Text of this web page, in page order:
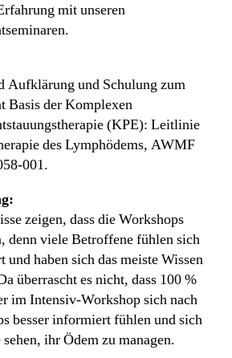
mit unseren
Aufklärung und Schulung zum
Basis der Komplexen
(KPE): Leitlinie
des Lymphödems, AWMF
001.
zeigen, dass die Workshops
denn viele Betroffene fühlen sich
haben sich das meiste Wissen
überrascht es nicht, dass 100 %
im Intensiv-Workshop sich nach
besser informiert fühlen und sich
ihr Ödem zu managen.